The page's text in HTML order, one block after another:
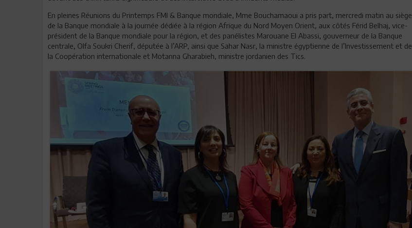
En pleines Réunions du Printemps FMI & Banque mondiale, Mme Bouchamaoui a pris part, mercredi matin au siège
de la Banque mondiale à la journée dédiée à la région Afrique du Nord Moyen Orient, aux côtés Férid Belhaj, vice-
président de la Banque mondiale pour la région, et des panélistes Marouane El Abassi, gouverneur de la Banque
centrale, Olfa Soukri Cherif, députée à l’ARP, ainsi que Sahar Nasr, la ministre égyptienne de l’Investissement et de
la Coopération internationale et Motanna Gharabieh, ministre jordanien des Tics.